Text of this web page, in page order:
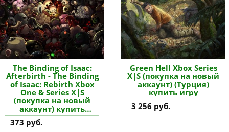
The Binding of Isaac:
Afterbirth - The Binding
of Isaac: Rebirth Xbox
One & Series X|S
(покупка на новый
аккаунт) купить
дополнение
373 руб.
Green Hell Xbox Series
X|S (покупка на новый
аккаунт) (Турция)
купить игру
3 256 руб.